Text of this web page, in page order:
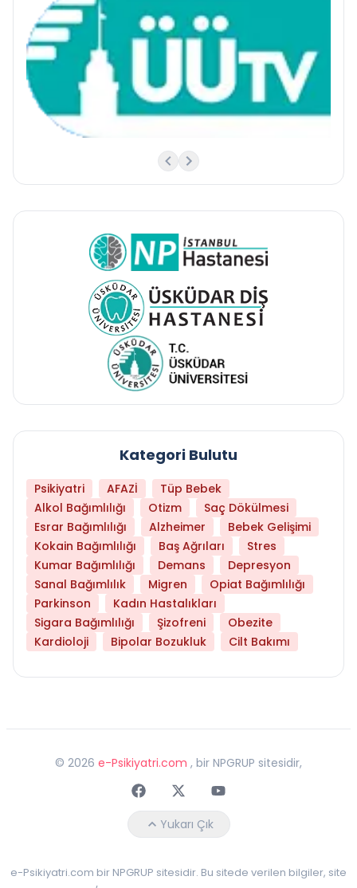
Kategori Bulutu
Psikiyatri AFAZİ
Tüp Bebek
Alkol Bağımlılığı
Otizm
Saç Dökülmesi
Esrar Bağımlılığı
Alzheimer
Bebek Gelişimi
Kokain Bağımlılığı
Baş Ağrıları
Stres
Kumar Bağımlılığı
Demans
Depresyon
Sanal Bağımlılık
Migren
Opiat Bağımlılığı
Parkinson
Kadın Hastalıkları
Sigara Bağımlılığı
Şizofreni
Obezite
Kardioloji
Bipolar Bozukluk Cilt Bakımı
© 2026 e-Psikiyatri.com , bir NPGRUP sitesidir,
FaceebokTwitterYoutube
Yukarı Çık
e-Psikiyatri.com bir NPGRUP sitesidir. Bu sitede verilen bilgiler, site